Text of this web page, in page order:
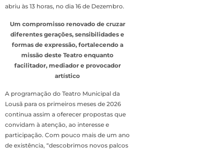
abriu às 13 horas, no dia 16 de Dezembro.
Um compromisso renovado de cruzar
diferentes gerações, sensibilidades e
formas de expressão, fortalecendo a
missão deste Teatro enquanto
facilitador, mediador e provocador
artístico
A programação do Teatro Municipal da
Lousã para os primeiros meses de 2026
continua assim a oferecer propostas que
convidam à atenção, ao interesse e
participação. Com pouco mais de um ano
de existência, “descobrimos novos palcos